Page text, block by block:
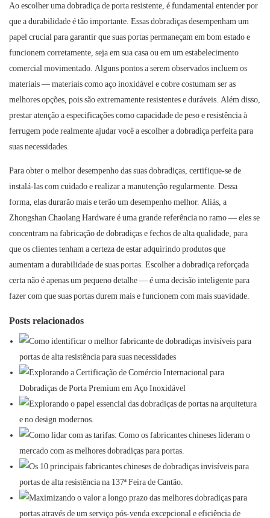
Ao escolher uma dobradiça de porta resistente, é fundamental entender por
que a durabilidade é tão importante. Essas dobradiças desempenham um
papel crucial para garantir que suas portas permaneçam em bom estado e
funcionem corretamente, seja em sua casa ou em um estabelecimento
comercial movimentado. Alguns pontos a serem observados incluem os
materiais — materiais como aço inoxidável e cobre costumam ser as
melhores opções, pois são extremamente resistentes e duráveis. Além disso,
prestar atenção a especificações como capacidade de peso e resistência à
ferrugem pode realmente ajudar você a escolher a dobradiça perfeita para
suas necessidades.
Para obter o melhor desempenho das suas dobradiças, certifique-se de
instalá-las com cuidado e realizar a manutenção regularmente. Dessa
forma, elas durarão mais e terão um desempenho melhor. Aliás, a
Zhongshan Chaolang Hardware é uma grande referência no ramo — eles se
concentram na fabricação de dobradiças e fechos de alta qualidade, para
que os clientes tenham a certeza de estar adquirindo produtos que
aumentam a durabilidade de suas portas. Escolher a dobradiça reforçada
certa não é apenas um pequeno detalhe — é uma decisão inteligente para
fazer com que suas portas durem mais e funcionem com mais suavidade.
Posts relacionados